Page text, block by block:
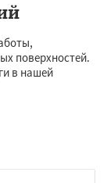
поверхностей.
в нашей